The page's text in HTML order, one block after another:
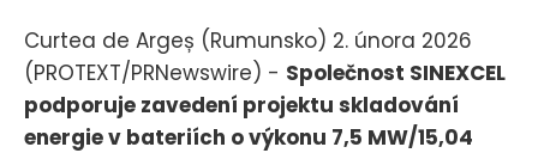
Curtea de Argeș (Rumunsko) 2. února 2026
(PROTEXT/PRNewswire) - Společnost SINEXCEL
podporuje zavedení projektu skladování
energie v bateriích o výkonu 7,5 MW/15,04